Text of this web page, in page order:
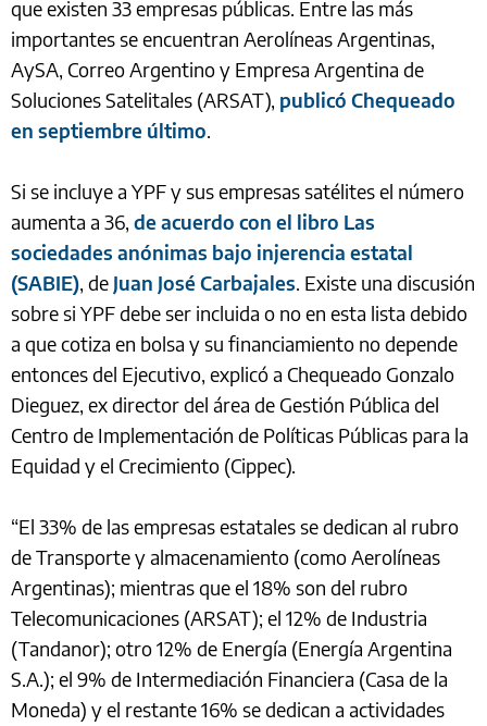
que existen 33 empresas públicas. Entre las más
importantes se encuentran Aerolíneas Argentinas,
AySA, Correo Argentino y Empresa Argentina de
Soluciones Satelitales (ARSAT), publicó Chequeado
en septiembre último.
Si se incluye a YPF y sus empresas satélites el número
aumenta a 36, de acuerdo con el libro Las
sociedades anónimas bajo injerencia estatal
(SABIE), de Juan José Carbajales. Existe una discusión
sobre si YPF debe ser incluida o no en esta lista debido
a que cotiza en bolsa y su financiamiento no depende
entonces del Ejecutivo, explicó a Chequeado Gonzalo
Dieguez, ex director del área de Gestión Pública del
Centro de Implementación de Políticas Públicas para la
Equidad y el Crecimiento (Cippec).
“El 33% de las empresas estatales se dedican al rubro
de Transporte y almacenamiento (como Aerolíneas
Argentinas); mientras que el 18% son del rubro
Telecomunicaciones (ARSAT); el 12% de Industria
(Tandanor); otro 12% de Energía (Energía Argentina
S.A.); el 9% de Intermediación Financiera (Casa de la
Moneda) y el restante 16% se dedican a actividades